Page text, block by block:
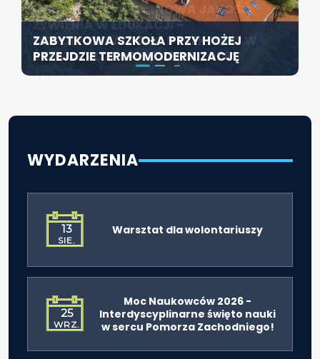
ZABYTKOWA SZKOŁA PRZY HOŻEJ
PRZEJDZIE TERMOMODERNIZACJĘ
KONFERENCJA PT. „NOWA JAKOŚĆ
ŻYWIENIA W EDUKACJI –
ODPOWIEDZIALNOŚĆ DYREKTORA W
ŚWIETLE ROZPORZĄDZENIA 2026”
SZCZECIN ROZWIJA EDUKACJĘ
WŁĄCZAJĄCĄ - NOWE
SPECJALISTYCZNE CENTRUM
ROZPOCZYNA DZIAŁALNOŚĆ
WYDARZENIA
13
SIE.
Warsztat dla wolontariuszy
25
WRZ.
Moc Naukowców 2026 -
Interdyscyplinarne święto nauki
w sercu Pomorza Zachodniego!